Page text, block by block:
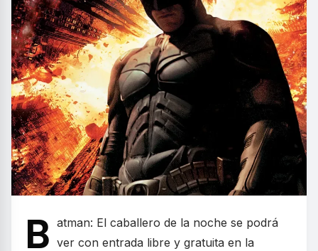
B atman: El caballero de la noche se podrá
ver con entrada libre y gratuita en la